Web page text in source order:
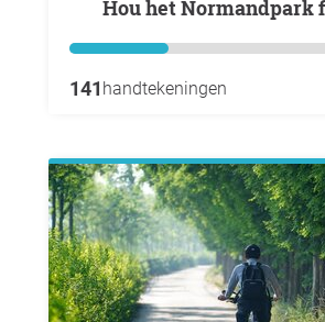
Hou het
141 handtekeningen